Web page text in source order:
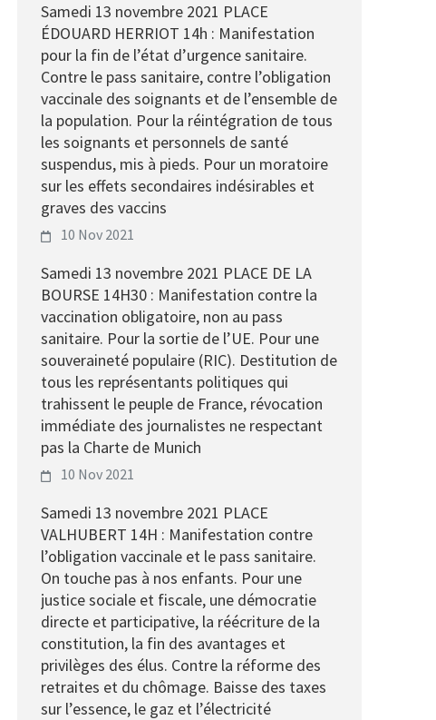
Samedi 13 novembre 2021 PLACE
ÉDOUARD HERRIOT 14h : Manifestation
pour la fin de l’état d’urgence sanitaire.
Contre le pass sanitaire, contre l’obligation
vaccinale des soignants et de l’ensemble de
la population. Pour la réintégration de tous
les soignants et personnels de santé
suspendus, mis à pieds. Pour un moratoire
sur les effets secondaires indésirables et
graves des vaccins
10 Nov 2021
Samedi 13 novembre 2021 PLACE DE LA
BOURSE 14H30 : Manifestation contre la
vaccination obligatoire, non au pass
sanitaire. Pour la sortie de l’UE. Pour une
souveraineté populaire (RIC). Destitution de
tous les représentants politiques qui
trahissent le peuple de France, révocation
immédiate des journalistes ne respectant
pas la Charte de Munich
10 Nov 2021
Samedi 13 novembre 2021 PLACE
VALHUBERT 14H : Manifestation contre
l’obligation vaccinale et le pass sanitaire.
On touche pas à nos enfants. Pour une
justice sociale et fiscale, une démocratie
directe et participative, la réécriture de la
constitution, la fin des avantages et
privilèges des élus. Contre la réforme des
retraites et du chômage. Baisse des taxes
sur l’essence, le gaz et l’électricité